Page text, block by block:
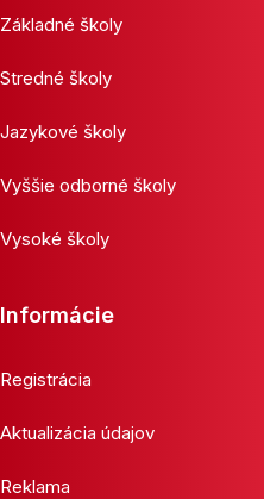
Základné školy
Stredné školy
Jazykové školy
Vyššie odborné školy
Vysoké školy
Informácie
Registrácia
Aktualizácia údajov
Reklama